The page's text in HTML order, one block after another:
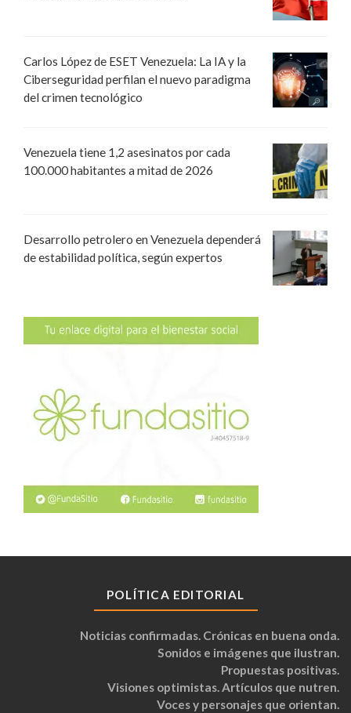
Carlos López de ESET Venezuela: La IA y la
Ciberseguridad perfilan el nuevo paradigma
del crimen tecnológico
Venezuela tiene 1,2 asesinatos por cada
100.000 habitantes a mitad de 2026
Desarrollo petrolero en Venezuela dependerá
de estabilidad política, según expertos
POLÍTICA EDITORIAL
Noticias confirmadas. Crónicas en buena onda.
Sonidos e imágenes que ilustran.
Propuestas positivas.
Visiones optimistas. Artículos que nutren.
Voces y personajes que orientan.